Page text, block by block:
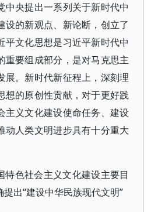
中央提出一系列关于新时代中
设的新观点、新论断，创立了
平文化思想是习近平新时代中
重要组成部分，是对马克思主
展。新时代新征程上，深刻理
想的原创性贡献，对于更好践
主义文化建设使命任务、建设
动人类文明进步具有十分重大
特色社会主义文化建设主要目
出“建设中华民族现代文明”